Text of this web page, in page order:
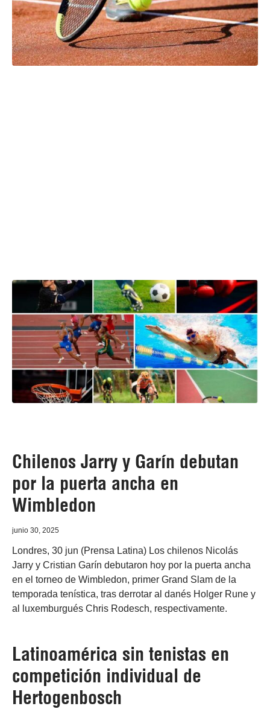
Chilenos Jarry y Garín debutan
por la puerta ancha en
Wimbledon
junio 30, 2025
Londres, 30 jun (Prensa Latina) Los chilenos Nicolás
Jarry y Cristian Garín debutaron hoy por la puerta ancha
en el torneo de Wimbledon, primer Grand Slam de la
temporada tenística, tras derrotar al danés Holger Rune y
al luxemburgués Chris Rodesch, respectivamente.
Latinoamérica sin tenistas en
competición individual de
Hertogenbosch